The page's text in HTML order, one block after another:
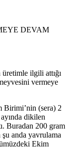
ilgili attığı
vermeye
Birimi’nin (sera) 2
dikilen
Buradan 200 gram
anda yavrulama
Ekim